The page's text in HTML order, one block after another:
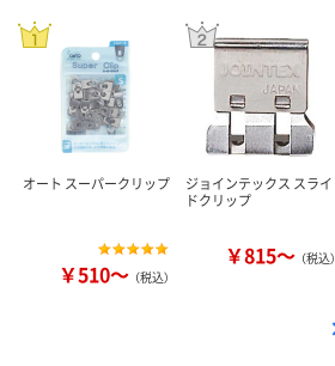
オート スーパークリップ
￥510～ （税込）
ジョインテックス スライ
ドクリップ
￥815～ （税込）